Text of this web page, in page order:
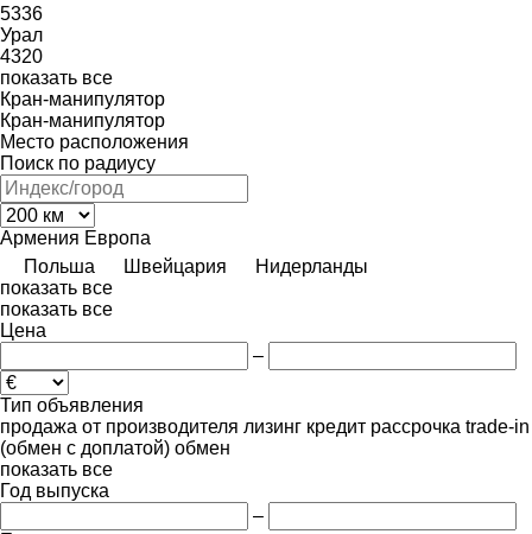
5336
Урал
4320
показать все
Кран-манипулятор
Кран-манипулятор
Место расположения
Поиск по радиусу
Армения Европа
Польша
Швейцария
Нидерланды
показать все
показать все
Цена
–
Тип объявления
продажа от производителя лизинг кредит рассрочка trade-in
(обмен с доплатой) обмен
показать все
Год выпуска
–